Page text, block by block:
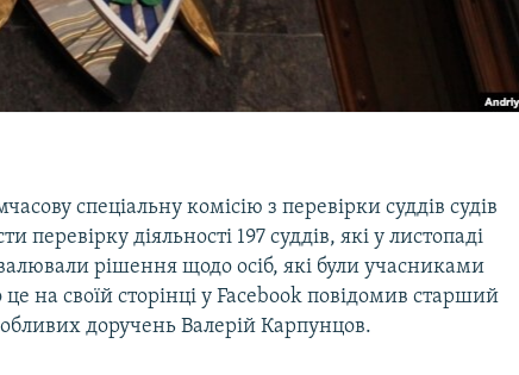
спеціальну комісію з перевірки суддів судів
перевірку діяльності 197 суддів, які у листопаді
рішення щодо осіб, які були учасниками
на своїй сторінці у Facebook повідомив старший
доручень Валерій Карпунцов.